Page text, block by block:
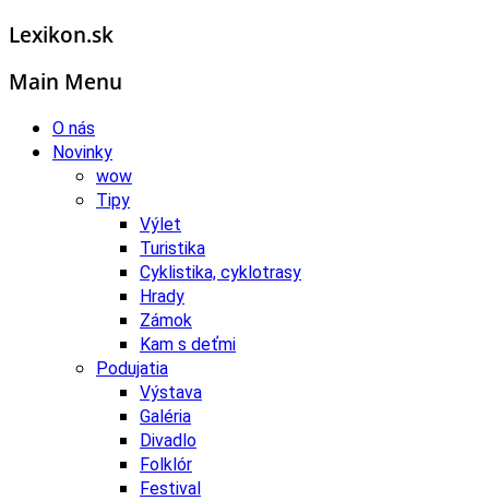
Lexikon.sk
Main Menu
O nás
Novinky
wow
Tipy
Výlet
Turistika
Cyklistika, cyklotrasy
Hrady
Zámok
Kam s deťmi
Podujatia
Výstava
Galéria
Divadlo
Folklór
Festival